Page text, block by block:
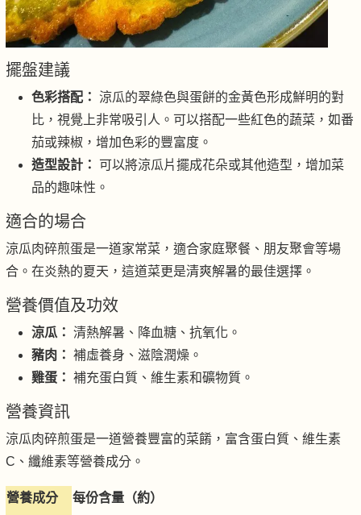
擺盤建議
色彩搭配：
涼瓜的翠綠色與蛋餅的金黃色形成鮮明的對
比，視覺上非常吸引人。可以搭配一些紅色的蔬菜，如番
茄或辣椒，增加色彩的豐富度。
造型設計：
可以將涼瓜片擺成花朵或其他造型，增加菜
品的趣味性。
適合的場合
涼瓜肉碎煎蛋是一道家常菜，適合家庭聚餐、朋友聚會等場
合。在炎熱的夏天，這道菜更是清爽解暑的最佳選擇。
營養價值及功效
涼瓜： 清熱解暑、降血糖、抗氧化。
豬肉： 補虛養身、滋陰潤燥。
雞蛋： 補充蛋白質、維生素和礦物質。
營養資訊
涼瓜肉碎煎蛋是一道營養豐富的菜餚，富含蛋白質、維生素
C、纖維素等營養成分。
營養成分 每份含量（約）